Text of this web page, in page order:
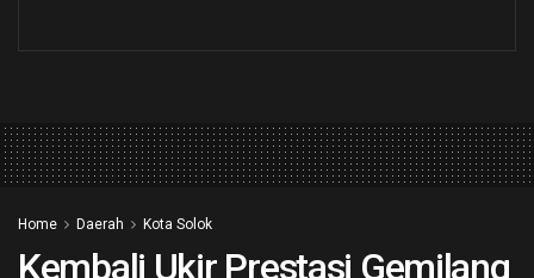
Home Daerah Kota Solok
Kembali Ukir Prestasi Gemilang